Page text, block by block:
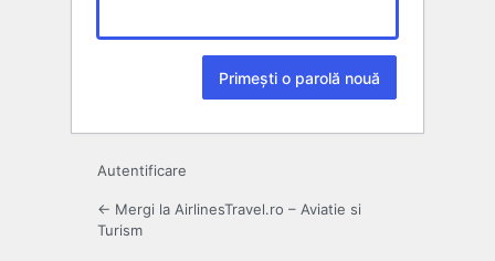
Autentificare
← Mergi la AirlinesTravel.ro – Aviatie si
Turism